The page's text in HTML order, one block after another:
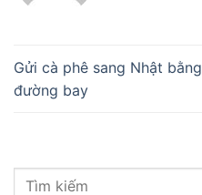
Gửi cà phê sang Nhật bằng
đường bay